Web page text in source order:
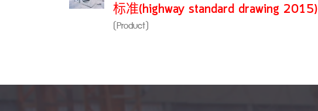
标准(highway standard drawing 2015)
(Product)